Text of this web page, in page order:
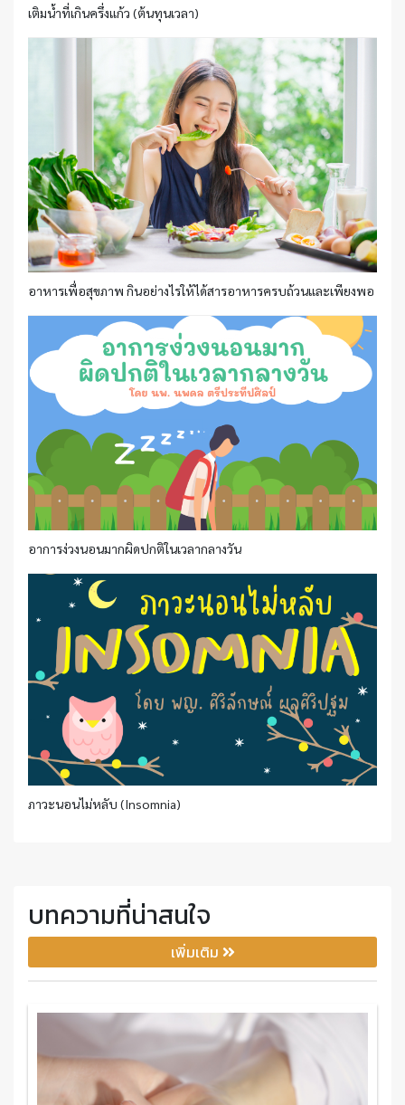
เติมน้ำที่เกินครึ่งแก้ว (ต้นทุนเวลา)
อาหารเพื่อสุขภาพ กินอย่างไรให้ได้สารอาหารครบถ้วนและเพียงพอ
อาการง่วงนอนมากผิดปกติในเวลากลางวัน
ภาวะนอนไม่หลับ (Insomnia)
บทความที่น่าสนใจ
เพิ่มเติม